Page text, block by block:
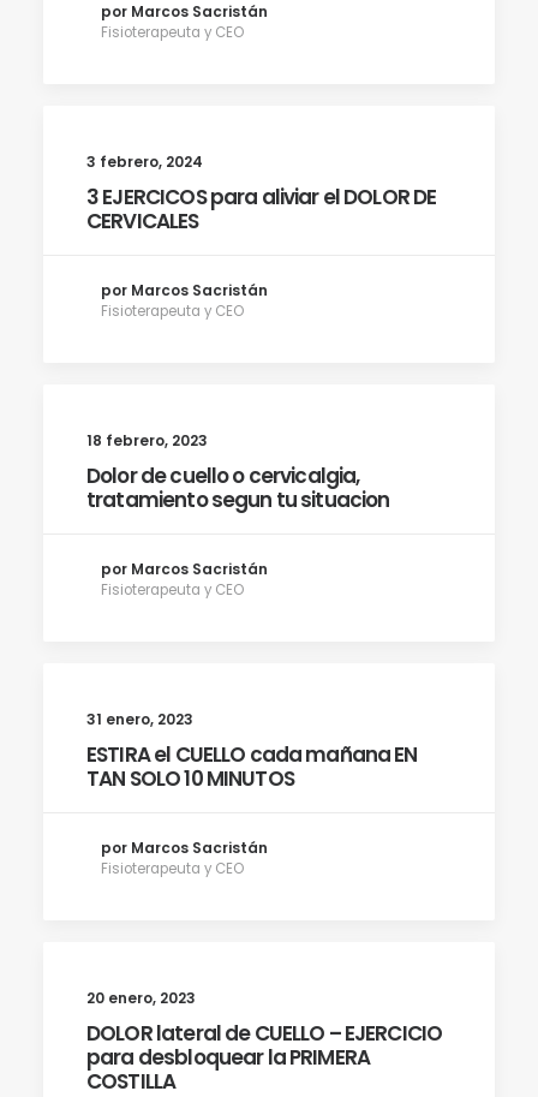
por Marcos Sacristán
Fisioterapeuta y CEO
3 febrero, 2024
3 EJERCICOS para aliviar el DOLOR DE
CERVICALES
por Marcos Sacristán
Fisioterapeuta y CEO
18 febrero, 2023
Dolor de cuello o cervicalgia,
tratamiento segun tu situacion
por Marcos Sacristán
Fisioterapeuta y CEO
31 enero, 2023
ESTIRA el CUELLO cada mañana EN
TAN SOLO 10 MINUTOS
por Marcos Sacristán
Fisioterapeuta y CEO
20 enero, 2023
DOLOR lateral de CUELLO – EJERCICIO
para desbloquear la PRIMERA
COSTILLA